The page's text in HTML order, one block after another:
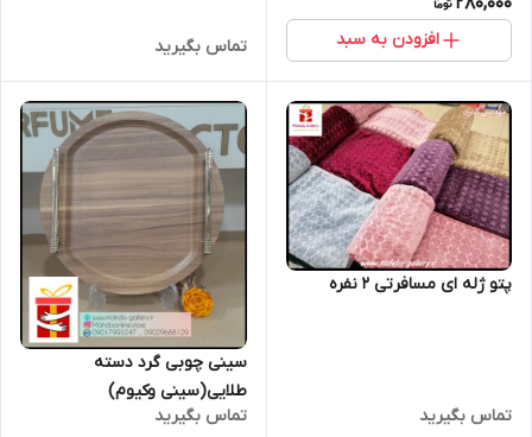
افزودن به سبد تماس بگیرید
پتو ژله ای مسافرتی 2 نفره
تماس بگیرید
سینی چوبی گرد دسته
طلایی(سینی وکیوم)
تماس بگیرید